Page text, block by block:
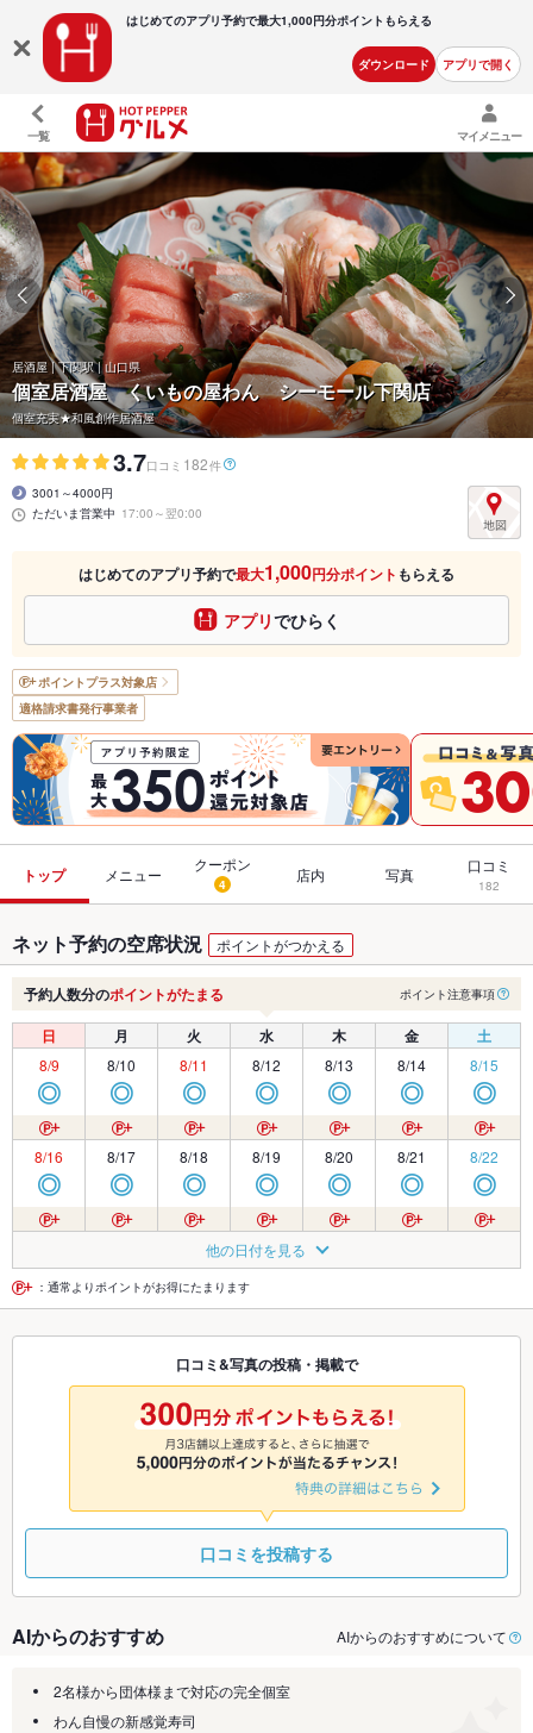
はじめてのアプリ予約で最大1,000円分ポイントもらえる
ダウンロード アプリで開く
一覧 マイメニュー
居酒屋 | 下関駅 | 山口県
個室居酒屋 くいもの屋わん シーモール下関店
個室充実★和風創作居酒屋
3.7口コミ 182件
3001～4000円
ただいま営業中 17:00～翌0:00
はじめてのアプリ予約で最大1,000円分ポイント もらえる
アプリでひらく
ポイントプラス対象店
適格請求書発行事業者
トップ メニュー
クーポン
4 店内 写真 口コミ
182
ネット予約の空席状況 ポイントがつかえる
予約人数分のポイントがたまる ポイント注意事項
日 月 火 水 木 金 土
8/9
◎
8/10
◎
8/11
◎
8/12
◎
8/13
◎
8/14
◎
8/15
◎
8/16
◎
8/17
◎
8/18
◎
8/19
◎
8/20
◎
8/21
◎
8/22
◎
◎ ◎
8/25
◎
8/26
◎
8/27
◎ ◎ ◎
8/30 8/31 9/1
◎
9/2
◎
9/3
◎
9/4 9/5
9/8
◎
9/9
◎
9/10
◎
9/11
他の日付を見る
：通常よりポイントがお得にたまります
口コミ&写真の投稿・掲載で
口コミを投稿する
AIからのおすすめ AIからのおすすめについて
2名様から団体様まで対応の完全個室
わん自慢の新感覚寿司